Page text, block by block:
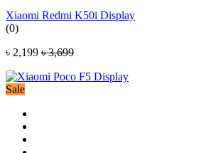
Xiaomi Redmi K50i Display
(0)
৳ 2,199 ৳ 3,699
Sale